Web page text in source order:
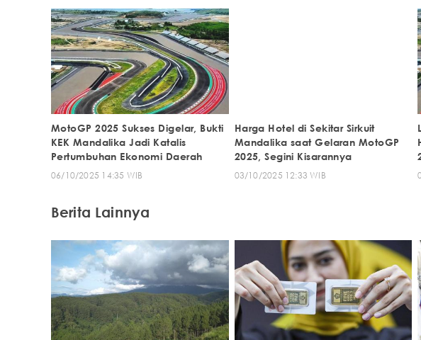
MotoGP 2025 Sukses Digelar, Bukti
KEK Mandalika Jadi Katalis
Pertumbuhan Ekonomi Daerah
06/10/2025 14:35 WIB
Harga Hotel di Sekitar Sirkuit
Mandalika saat Gelaran MotoGP
2025, Segini Kisarannya
03/10/2025 12:33 WIB
Berita Lainnya